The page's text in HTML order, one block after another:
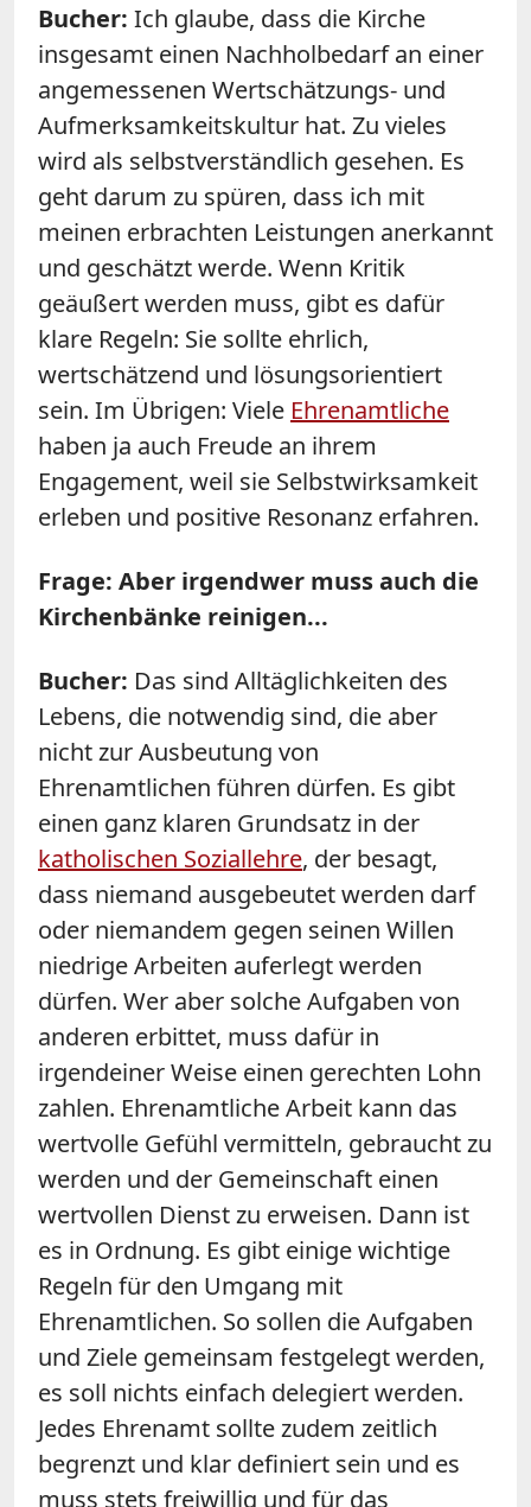
Bucher: Ich glaube, dass die Kirche
insgesamt einen Nachholbedarf an einer
angemessenen Wertschätzungs- und
Aufmerksamkeitskultur hat. Zu vieles
wird als selbstverständlich gesehen. Es
geht darum zu spüren, dass ich mit
meinen erbrachten Leistungen anerkannt
und geschätzt werde. Wenn Kritik
geäußert werden muss, gibt es dafür
klare Regeln: Sie sollte ehrlich,
wertschätzend und lösungsorientiert
sein. Im Übrigen: Viele Ehrenamtliche
haben ja auch Freude an ihrem
Engagement, weil sie Selbstwirksamkeit
erleben und positive Resonanz erfahren.
Frage: Aber irgendwer muss auch die
Kirchenbänke reinigen...
Bucher: Das sind Alltäglichkeiten des
Lebens, die notwendig sind, die aber
nicht zur Ausbeutung von
Ehrenamtlichen führen dürfen. Es gibt
einen ganz klaren Grundsatz in der
katholischen Soziallehre, der besagt,
dass niemand ausgebeutet werden darf
oder niemandem gegen seinen Willen
niedrige Arbeiten auferlegt werden
dürfen. Wer aber solche Aufgaben von
anderen erbittet, muss dafür in
irgendeiner Weise einen gerechten Lohn
zahlen. Ehrenamtliche Arbeit kann das
wertvolle Gefühl vermitteln, gebraucht zu
werden und der Gemeinschaft einen
wertvollen Dienst zu erweisen. Dann ist
es in Ordnung. Es gibt einige wichtige
Regeln für den Umgang mit
Ehrenamtlichen. So sollen die Aufgaben
und Ziele gemeinsam festgelegt werden,
es soll nichts einfach delegiert werden.
Jedes Ehrenamt sollte zudem zeitlich
begrenzt und klar definiert sein und es
muss stets freiwillig und für das